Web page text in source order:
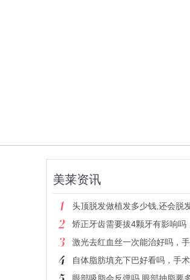
美莱资讯
头顶脱发做植发多少钱,还会脱
矫正牙齿需要拔4颗牙有影响吗
激光去红血丝一次能治好吗，
自体脂肪填充下巴好看吗，手